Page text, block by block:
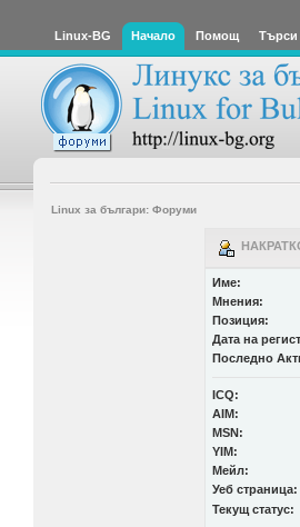
Linux-BG Начало Помощ Търси
Linux за българи: Форуми
Име:
Мнения:
Позиция:
Дата на
Последно
ICQ:
AIM:
MSN:
YIM:
Мейл:
Уеб страница:
Текущ статус: